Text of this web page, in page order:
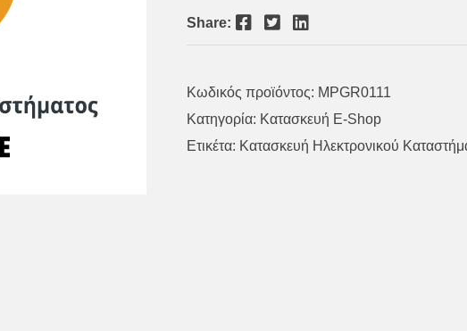
Share: Facebook Twitter LinkedIn
Κωδικός προϊόντος: MPGR0111
Κατηγορία: Κατασκευή E-Shop
Ετικέτα: Κατασκευή Ηλεκτρονικού